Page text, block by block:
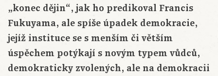
„konec dějin“, jak ho predikoval Francis
Fukuyama, ale spíše úpadek demokracie,
jejíž instituce se s menším či větším
úspěchem potýkají s novým typem vůdců,
demokraticky zvolených, ale na demokracii